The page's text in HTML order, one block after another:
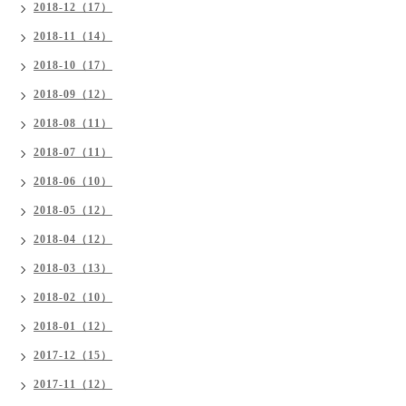
2018-12（17）
2018-11（14）
2018-10（17）
2018-09（12）
2018-08（11）
2018-07（11）
2018-06（10）
2018-05（12）
2018-04（12）
2018-03（13）
2018-02（10）
2018-01（12）
2017-12（15）
2017-11（12）